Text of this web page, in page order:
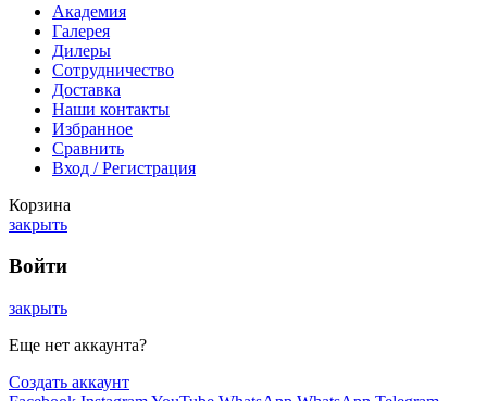
Академия
Галерея
Дилеры
Сотрудничество
Доставка
Наши контакты
Избранное
Сравнить
Вход / Регистрация
Корзина
закрыть
Войти
закрыть
Еще нет аккаунта?
Создать аккаунт